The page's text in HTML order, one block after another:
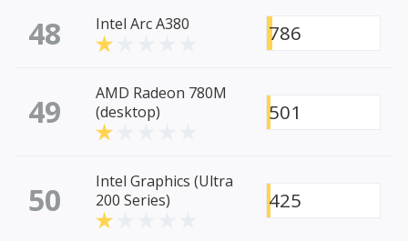
48 Intel Arc A380 786
49
AMD Radeon 780M
(desktop)
501
50
Intel Graphics (Ultra
200 Series)
425